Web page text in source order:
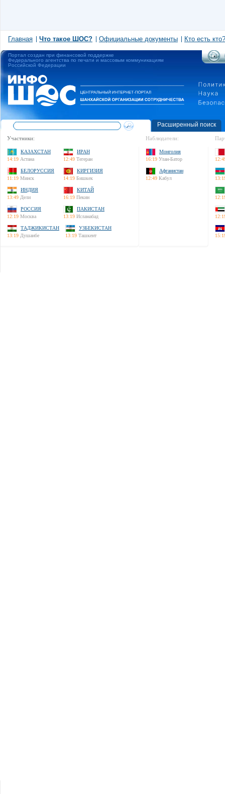
Главная Что такое ШОС? Официальные документы Кто есть кто?
Портал создан при финансовой поддержке
Федерального агентства по печати и массовым коммуникациям
Российской Федерации
Расширенный поиск
Участники:
КАЗАХСТАН
14:19 Астана
ИРАН
12:49 Тегеран
БЕЛОРУССИЯ
11:19 Минск
КИРГИЗИЯ
14:19 Бишкек
ИНДИЯ
13:49 Дели
КИТАЙ
16:19 Пекин
РОССИЯ
12:19 Москва
ПАКИСТАН
13:19 Исламабад
ТАДЖИКИСТАН
13:19 Душанбе
УЗБЕКИСТАН
13:19 Ташкент
Наблюдатели:
Монголия
16:19 Улан-Батор
Афганистан
12:49 Кабул